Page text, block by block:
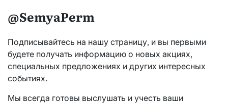
@SemyaPerm
Подписывайтесь на нашу страницу, и вы первыми
будете получать информацию о новых акциях,
специальных предложениях и других интересных
событиях.
Мы всегда готовы выслушать и учесть ваши